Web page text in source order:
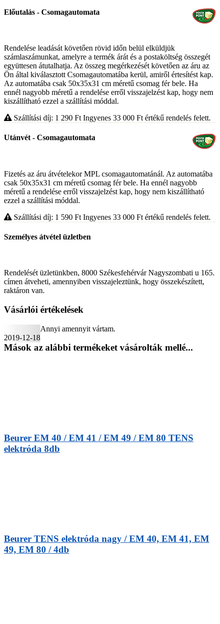
Előutalás - Csomagautomata
Rendelése leadását követően rövid időn belül elküldjük
számlaszámunkat, amelyre a termék árát és a postaköltség összegét
együttesen átutalhatja. Az összeg megérkezését követően az áru az
Ön által kiválasztott Csomagautomatába kerül, amiről értesítést kap.
Az automatába csak 50x35x31 cm méretű csomag fér bele. Ha
ennél nagyobb méretű a rendelése erről visszajelzést kap, hogy nem
kiszállítható ezzel a szállítási móddal.
Szállítási díj: 1 290 Ft Ingyenes 33 000 Ft értékű rendelés felett.
Utánvét - Csomagautomata
Fizetés az áru átvételekor MPL csomagautomatánál. Az automatába
csak 50x35x31 cm méretű csomag fér bele. Ha ennél nagyobb
méretű a rendelése erről visszajelzést kap, hogy nem kiszállítható
ezzel a szállítási móddal.
Szállítási díj: 1 590 Ft Ingyenes 33 000 Ft értékű rendelés felett.
Személyes átvétel üzletben
Rendelését üzletünkben, 8000 Székesfehérvár Nagyszombati u 165.
címen átveheti, amennyiben visszajeleztünk, hogy összekészített,
raktáron van.
Vásárlói értékelések
2019-12-18
Annyi amennyit vártam.
Mások az alábbi termékeket vásárolták mellé...
Beurer EM 40 / EM 41 / EM 49 / EM 80 TENS
elektróda 8db
Beurer TENS elektróda nagy / EM 40, EM 41, EM
49, EM 80 / 4db